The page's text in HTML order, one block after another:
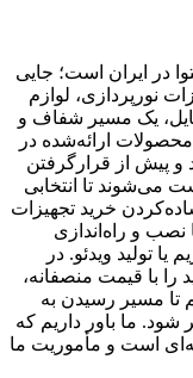
در ایران است؛ جایی
نورپردازی، لوازم
یک مسیر شفاف و
ارائه‌شده در
و پیش از قرارگرفتن
می‌شوند تا انتخابی
خرید تجهیزات
نصب و راه‌اندازی
تولید ویدئو. در
را با قیمت منصفانه،
مسیر رسیدن به
شود. ما باور داریم که
است و مأموریت ما